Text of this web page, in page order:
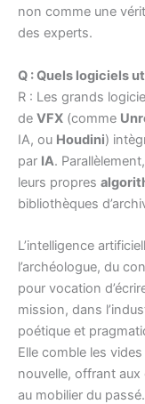
non comme une
des experts.
Q : Quels logiciels
R : Les grands
de VFX (comme
IA, ou Houdini)
par IA.
leurs propres
bibliothèques
L’intelligence
l’archéologue, du
pour vocation
mission, dans
poétique et
Elle comble les
nouvelle, offrant aux
au mobilier du